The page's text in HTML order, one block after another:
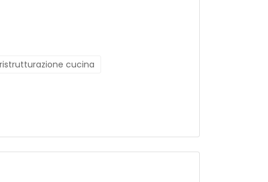
ristrutturazione cucina